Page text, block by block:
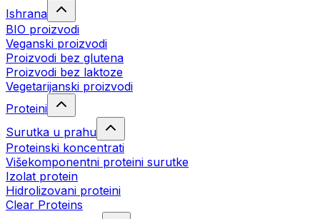
Ishrana
BIO proizvodi
Veganski proizvodi
Proizvodi bez glutena
Proizvodi bez laktoze
Vegetarijanski proizvodi
Proteini
Surutka u prahu
Proteinski koncentrati
Višekomponentni proteini surutke
Izolat protein
Hidrolizovani proteini
Clear Proteins